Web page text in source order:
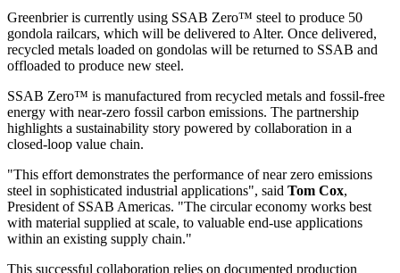
Greenbrier is currently using SSAB Zero™ steel to produce 50
gondola railcars, which will be delivered to Alter. Once delivered,
recycled metals loaded on gondolas will be returned to SSAB and
offloaded to produce new steel.
SSAB Zero™ is manufactured from recycled metals and fossil-free
energy with near-zero fossil carbon emissions. The partnership
highlights a sustainability story powered by collaboration in a
closed-loop value chain.
"This effort demonstrates the performance of near zero emissions
steel in sophisticated industrial applications", said Tom Cox,
President of SSAB Americas. "The circular economy works best
with material supplied at scale, to valuable end-use applications
within an existing supply chain."
This successful collaboration relies on documented production